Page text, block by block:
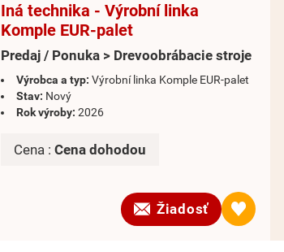
Iná technika - Výrobní linka
Komple EUR-palet
Predaj / Ponuka > Drevoobrábacie stroje
Výrobca a typ: Výrobní linka Komple EUR-palet
Stav: Nový
Rok výroby: 2026
Cena : Cena dohodou
Žiadosť